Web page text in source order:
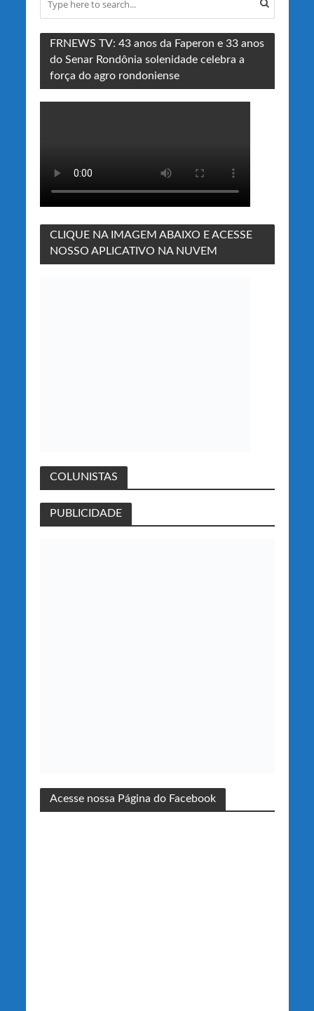
FRNEWS TV: 43 anos da Faperon e 33 anos
do Senar Rondônia solenidade celebra a
força do agro rondoniense
CLIQUE NA IMAGEM ABAIXO E ACESSE
NOSSO APLICATIVO NA NUVEM
COLUNISTAS
PUBLICIDADE
Acesse nossa Página do Facebook